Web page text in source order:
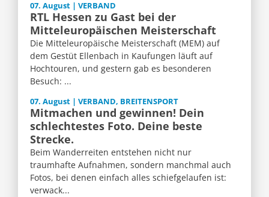
07. August | VERBAND
RTL Hessen zu Gast bei der
Mitteleuropäischen Meisterschaft
Die Mitteleuropäische Meisterschaft (MEM) auf
dem Gestüt Ellenbach in Kaufungen läuft auf
Hochtouren, und gestern gab es besonderen
Besuch: ...
07. August | VERBAND, BREITENSPORT
Mitmachen und gewinnen! Dein
schlechtestes Foto. Deine beste
Strecke.
Beim Wanderreiten entstehen nicht nur
traumhafte Aufnahmen, sondern manchmal auch
Fotos, bei denen einfach alles schiefgelaufen ist:
verwack...